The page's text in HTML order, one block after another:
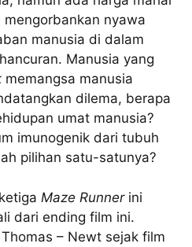
nyawa
manusia di dalam
Manusia yang
memangsa manusia
dilema, berapa
umat manusia?
imunogenik dari tubuh
pilihan satu-satunya?
Maze Runnerini
dari ending film ini.
– Newt sejak film